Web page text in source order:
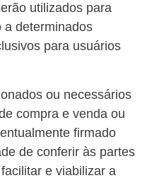
utilizados para
a determinados
para usuários
ou necessários
compra e venda ou
firmado
de conferir às partes
e viabilizar a